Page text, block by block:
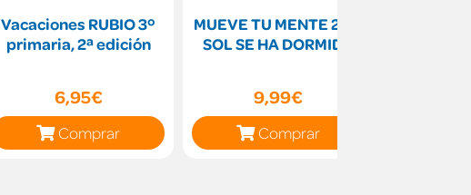
Vacaciones RUBIO 3º
primaria, 2ª edición
6,95€
Comprar
MUEVE TU MENTE 2:EL
SOL SE HA DORMIDO
9,99€
Comprar